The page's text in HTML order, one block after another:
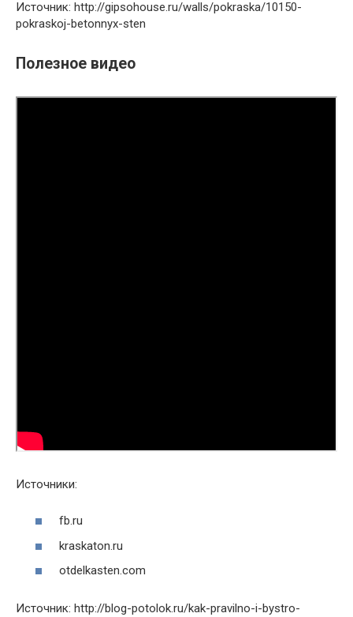
Источник: http://gipsohouse.ru/walls/pokraska/10150-
pokraskoj-betonnyx-sten
Полезное видео
Источники:
fb.ru
kraskaton.ru
otdelkasten.com
Источник: http://blog-potolok.ru/kak-pravilno-i-bystro-